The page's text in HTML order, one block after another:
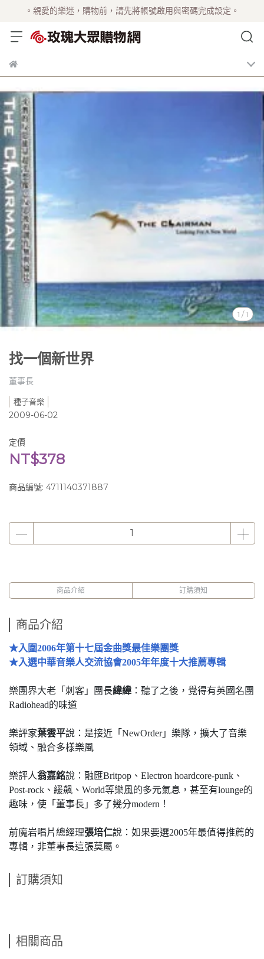
。親愛的樂迷，購物前，請先將帳號啟用與密碼完成設定。
1 /1
找一個新世界
董事長
種子音樂
2009-06-02
定價
NT$378
商品編號: 4711140371887
商品介紹 訂購須知
商品介紹
★入圍2006年第十七屆金曲獎最佳樂團獎
★入選中華音樂人交流協會2005年年度十大推薦專輯
樂團界大老「刺客」團長緯緯 ：聽了之後，覺得有英國名團
Radiohead的味道
樂評家葉雲平說：是接近「NewOrder」樂隊，擴大了音樂
領域、融合多樣樂風
樂評人翁嘉銘說：融匯Britpop、Electron hoardcore-punk、
Post-rock、緩飆、World等樂風的多元氣息，甚至有lounge的
趣味，使「董事長」多了幾分modern！
前魔岩唱片總經理張培仁說：如果要選2005年最值得推薦的
專輯，非董事長這張莫屬。
訂購須知
相關商品